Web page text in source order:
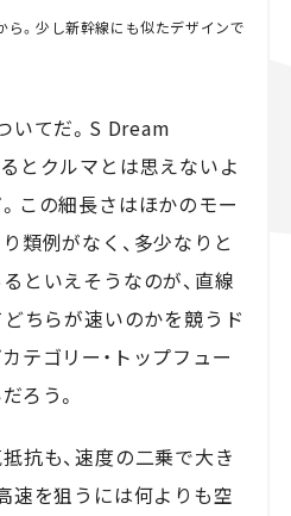
。少し新幹線にも似たデザインで
いてだ。S Dream
とクルマとは思えないよ
この細長さはほかのモー
類例がなく、多少なりと
といえそうなのが、直線
ちらが速いのかを競うド
テゴリー・トップフュー
ろう。
抗も、速度の二乗で大き
速を狙うには何よりも空